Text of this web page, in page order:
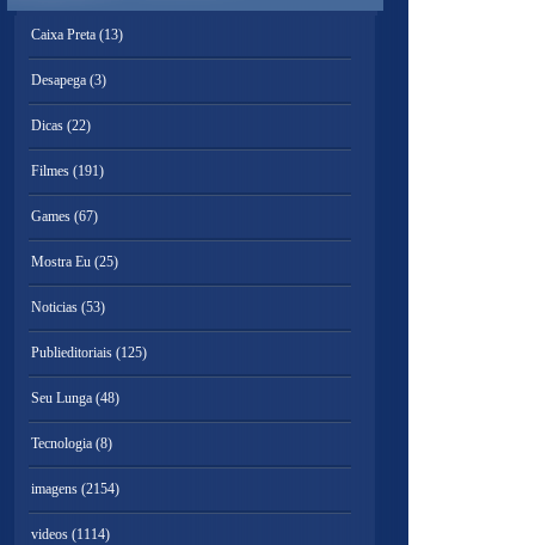
Caixa Preta (13)
Desapega (3)
Dicas (22)
Filmes (191)
Games (67)
Mostra Eu (25)
Noticias (53)
Publieditoriais (125)
Seu Lunga (48)
Tecnologia (8)
imagens (2154)
videos (1114)